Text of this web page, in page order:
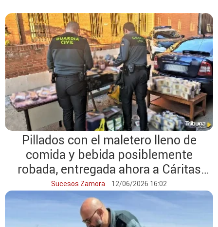
Pillados con el maletero lleno de
comida y bebida posiblemente
robada, entregada ahora a Cáritas
Villalpando
Sucesos Zamora 12/06/2026 16:02